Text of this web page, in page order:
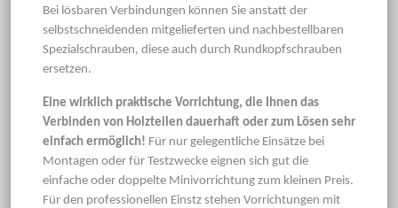
Bei lösbaren Verbindungen können Sie anstatt der
selbstschneidenden mitgelieferten und nachbestellbaren
Spezialschrauben, diese auch durch Rundkopfschrauben
ersetzen.
Eine wirklich praktische Vorrichtung, die Ihnen das
Verbinden von Holzteilen dauerhaft oder zum Lösen sehr
einfach ermöglich! Für nur gelegentliche Einsätze bei
Montagen oder für Testzwecke eignen sich gut die
einfache oder doppelte Minivorrichtung zum kleinen Preis.
Für den professionellen Einstz stehen Vorrichtungen mit